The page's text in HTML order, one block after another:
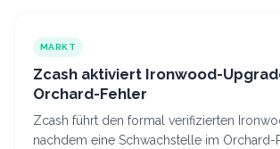
MARKT
Zcash aktiviert Ironwood-
Orchard-Fehler
Zcash führt den formal verifizierten
nachdem eine Schwachstelle im Orchard-